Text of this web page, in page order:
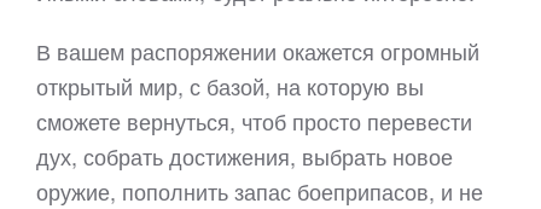
В вашем распоряжении окажется огромный
открытый мир, с базой, на которую вы
сможете вернуться, чтоб просто перевести
дух, собрать достижения, выбрать новое
оружие, пополнить запас боеприпасов, и не